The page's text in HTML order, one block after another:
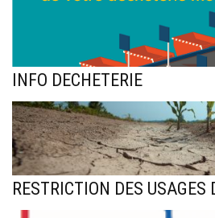
INFO DECHETERIE
RESTRICTION DES USAGES